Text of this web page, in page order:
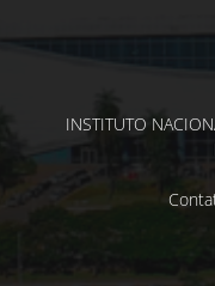
INSTITUTO